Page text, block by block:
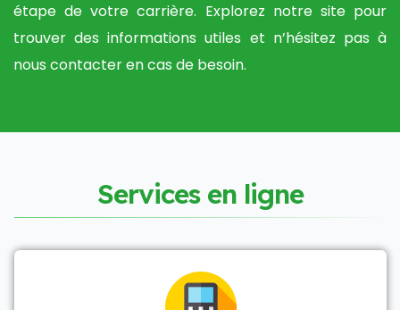
étape de votre carrière. Explorez notre site pour
trouver des informations utiles et n’hésitez pas à
nous contacter en cas de besoin.
Services en ligne